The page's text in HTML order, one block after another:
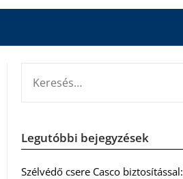
Legutóbbi bejegyzések
Szélvédő csere Casco biztosítással: